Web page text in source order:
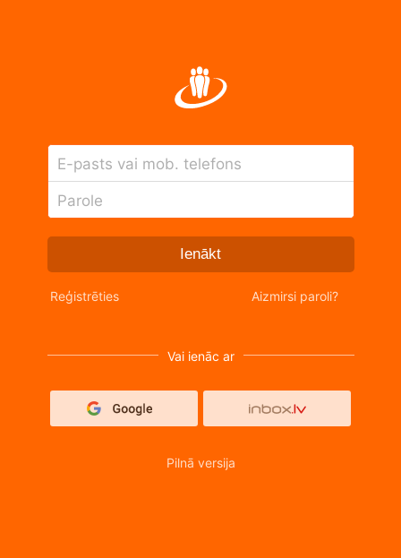
E-pasts vai mob. telefons
Parole
Ienākt
Reģistrēties Aizmirsi paroli?
Vai ienāc ar
Pilnā versija